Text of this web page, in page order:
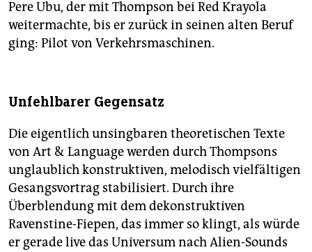
Pere Ubu, der mit Thompson bei Red Krayola
weitermachte, bis er zurück in seinen alten Beruf
ging: Pilot von Verkehrsmaschinen.
Unfehlbarer Gegensatz
Die eigentlich unsingbaren theoretischen Texte
von Art & Language werden durch Thompsons
unglaublich konstruktiven, melodisch vielfältigen
Gesangsvortrag stabilisiert. Durch ihre
Überblendung mit dem dekonstruktiven
Ravenstine-Fiepen, das immer so klingt, als würde
er gerade live das Universum nach Alien-Sounds